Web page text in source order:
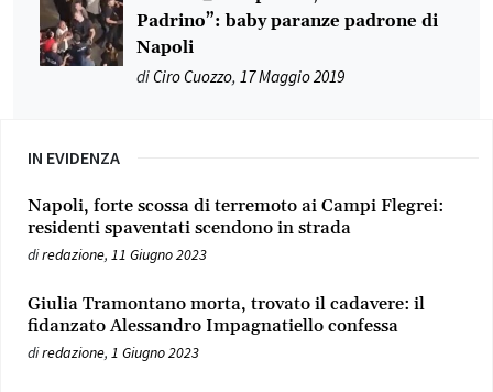
IN EVIDENZA
Napoli, forte scossa di terremoto ai Campi Flegrei:
residenti spaventati scendono in strada
diredazione, 11 Giugno 2023
Giulia Tramontano morta, trovato il cadavere: il
fidanzato Alessandro Impagnatiello confessa
diredazione, 1 Giugno 2023
Padrino”: baby paranze padrone di
Napoli
diCiro Cuozzo, 17 Maggio 2019